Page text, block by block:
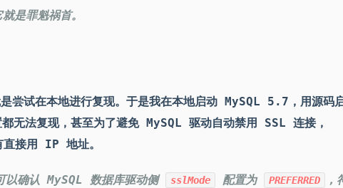
是罪魁祸首。
尝试在本地进行复现。于是我在本地启动 MySQL 5.7，用源码
无法复现，甚至为了避免 MySQL 驱动自动禁用 SSL 连接，
直接用 IP 地址。
以确认 MySQL 数据库驱动侧 sslMode 配置为 PREFERRED
，